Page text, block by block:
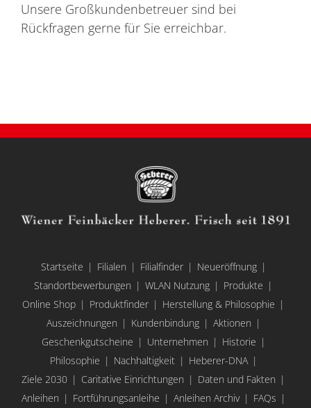
Unsere Großkundenbetreuer sind bei
Rückfragen gerne für Sie erreichbar.
Startseite Filialen Filialfinder
Neueröffnung
Standortbewerbungen
WLAN Nutzung
Produkte
Online Shop
Produktfinder
Herstellung & Philosophie
Auszeichnungen
Kundenbindung
Aktionen
Geschenkgutscheine
Unternehmen
Historie
Philosophie
Nachhaltigkeit
Heberer-DNA
Ziele 2030
Caritative Einrichtungen
Daten und Fakten
Anleihen
Fortführungsanleihe Anleihen Archiv FAQs